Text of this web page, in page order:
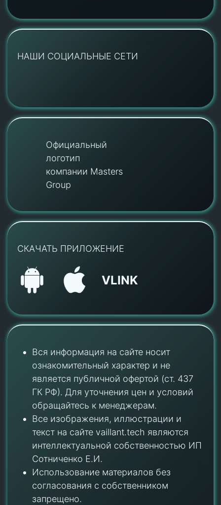
НАШИ СОЦИАЛЬНЫЕ СЕТИ
Официальный
логотип
компании Masters
Group
СКАЧАТЬ ПРИЛОЖЕНИЕ
VLINK
Вся информация на сайте носит
ознакомительный характер и не
является публичной офертой (ст. 437
ГК РФ). Для уточнения цен и условий
обращайтесь к менеджерам.
Все изображения, иллюстрации и
текст на сайте vaillant.tech являются
интеллектуальной собственностью ИП
Сотниченко Е.И.
Использование материалов без
согласования с собственником
запрещено.